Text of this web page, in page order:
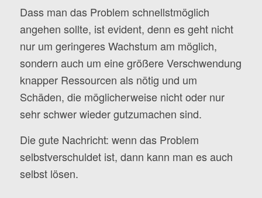
Dass man das Problem schnellstmöglich
angehen sollte, ist evident, denn es geht nicht
nur um geringeres Wachstum am möglich,
sondern auch um eine größere Verschwendung
knapper Ressourcen als nötig und um
Schäden, die möglicherweise nicht oder nur
sehr schwer wieder gutzumachen sind.
Die gute Nachricht: wenn das Problem
selbstverschuldet ist, dann kann man es auch
selbst lösen.